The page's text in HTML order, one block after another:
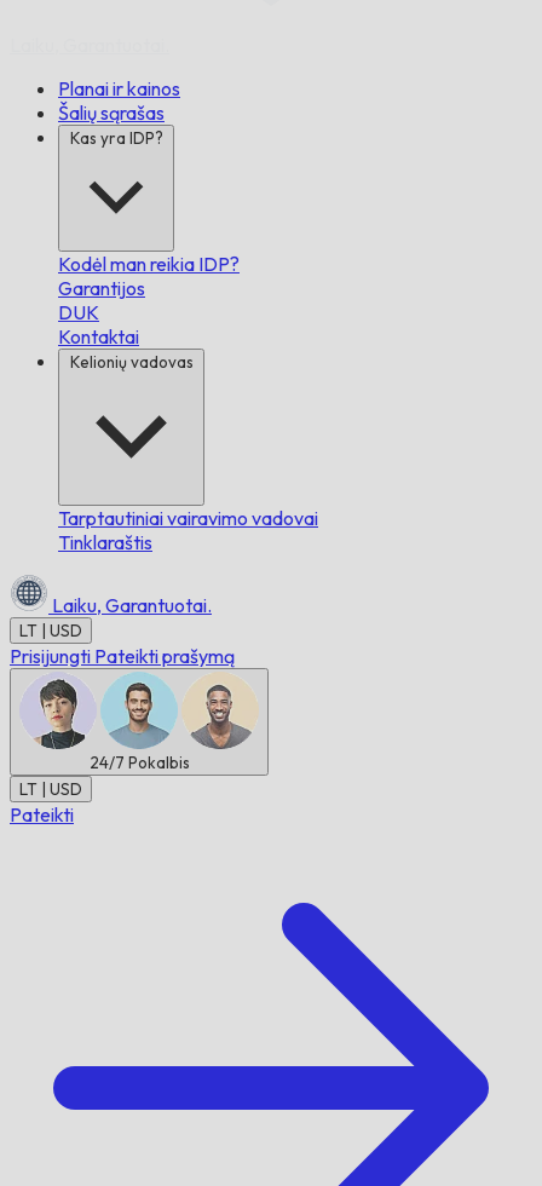
Planai ir kainos
Šalių sąrašas
Kas yra IDP?
Kodėl man reikia IDP?
Garantijos
DUK
Kontaktai
Kelionių vadovas
Tarptautiniai vairavimo vadovai
Tinklaraštis
Laiku, Garantuotai.
LT | USD
Prisijungti Pateikti prašymą
24/7 Pokalbis
LT | USD
Pateikti